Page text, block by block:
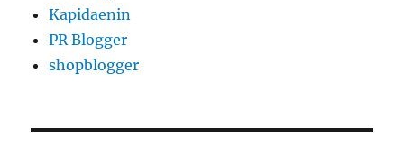
Kapidaenin
PR Blogger
shopblogger